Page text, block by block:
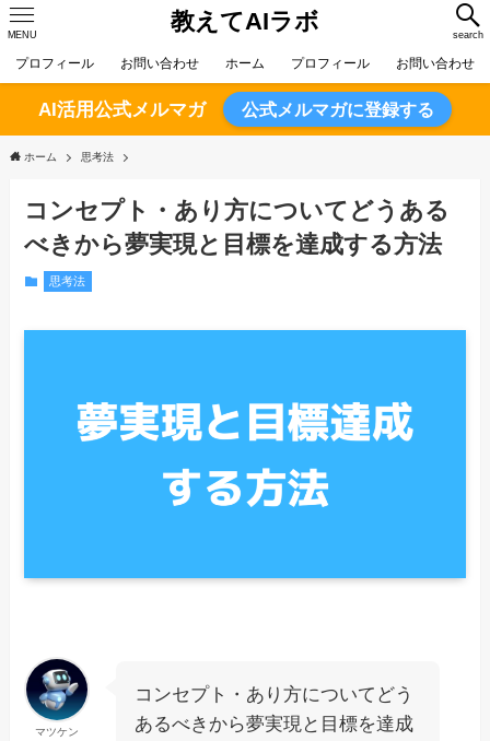
教えてAIラボ search
MENU
プロフィール お問い合わせ ホーム プロフィール お問い合わせ
AI活用公式メルマガ 公式メルマガに登録する
ホーム 思考法
コンセプト・あり方についてどうある
べきから夢実現と目標を達成する方法
思考法
マツケン
コンセプト・あり方についてどう
あるべきから夢実現と目標を達成